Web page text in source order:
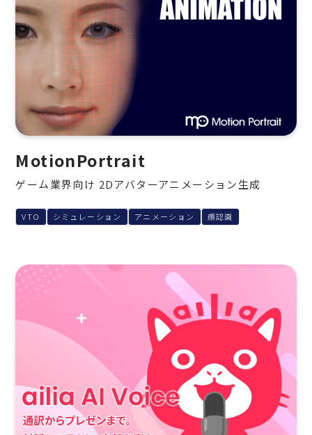
MotionPortrait
ゲーム業界向け 2Dアバターアニメーション生成
VTO シミュレーション アニメーション 顔認識